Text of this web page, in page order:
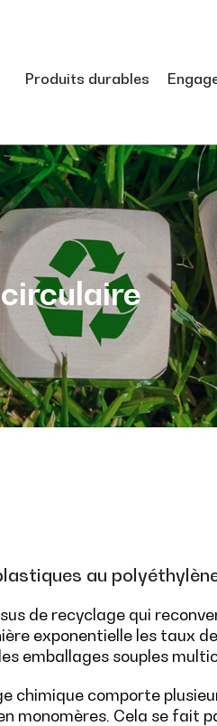
Produits durables
au
de recyclage qui
exponentielle les taux
emballages souples
chimique comporte
monomères. Cela se fait